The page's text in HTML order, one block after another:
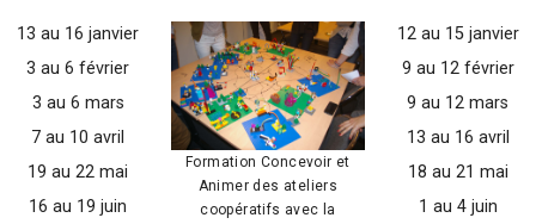
13 au 16 janvier
3 au 6 février
3 au 6 mars
7 au 10 avril
19 au 22 mai
16 au 19 juin
Formation Concevoir et
Animer des ateliers
coopératifs avec la
12 au 15 janvier
9 au 12 février
9 au 12 mars
13 au 16 avril
18 au 21 mai
1 au 4 juin